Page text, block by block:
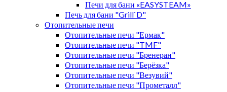
Печи для бани «EASYSTEAM»
Печь для бани "Grill`D"
Отопительные печи
Отопительные печи "Ермак"
Отопительные печи "TMF"
Отопительные печи "Бренеран"
Отопительные печи "Берёзка"
Отопительные печи "Везувий"
Отопительные печи "Прометалл"